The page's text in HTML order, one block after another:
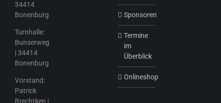
34414
Bonenburg
Turnhalle:
Bunserweg
| 34414
Bonenburg
Vorstand:
Patrick
Brechtken |
Sponsoren
Termine
im
Überblick
Onlineshop